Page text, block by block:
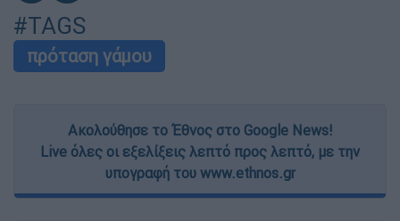
#TAGS
πρόταση γάμου
Ακολούθησε το Έθνος στο Google News!
Live όλες οι εξελίξεις λεπτό προς λεπτό, με την
υπογραφή του www.ethnos.gr